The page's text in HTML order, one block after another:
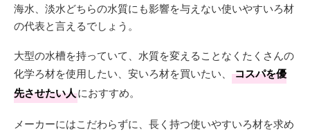
海水、淡水どちらの水質にも影響を与えない使いやすいろ材
の代表と言えるでしょう。
大型の水槽を持っていて、水質を変えることなくたくさんの
化学ろ材を使用したい、安いろ材を買いたい、
コスパを優
先させたい人におすすめ。
メーカーにはこだわらずに、長く持つ使いやすいろ材を求め